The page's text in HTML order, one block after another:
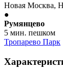
Новая Москва,
●
Румянцево
5 мин. пешком
Тропарево Парк